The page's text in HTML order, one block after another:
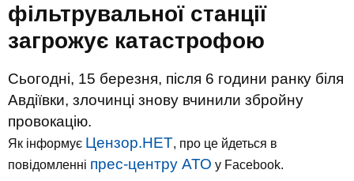
фільтрувальної станції
загрожує катастрофою
Сьогодні, 15 березня, після 6 години ранку біля
Авдіївки, злочинці знову вчинили збройну
провокацію.
Як інформує Цензор.НЕТ, про це йдеться в
повідомленні прес-центру АТО у Facebook.